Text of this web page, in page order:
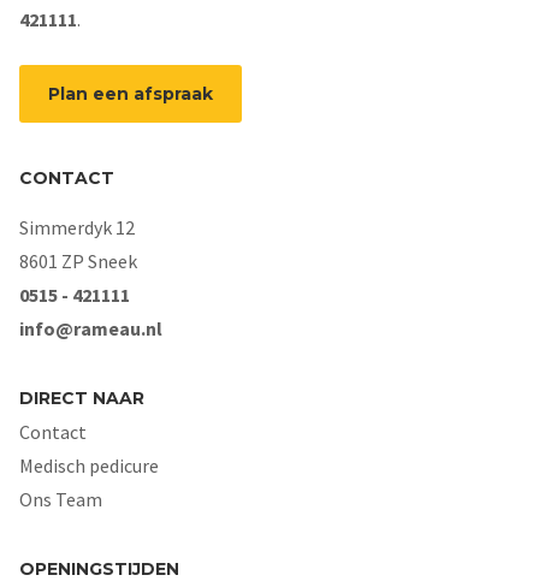
421111.
Plan een afspraak
CONTACT
Simmerdyk 12
8601 ZP Sneek
0515 - 421111
info@rameau.nl
DIRECT NAAR
Contact
Medisch pedicure
Ons Team
OPENINGSTIJDEN